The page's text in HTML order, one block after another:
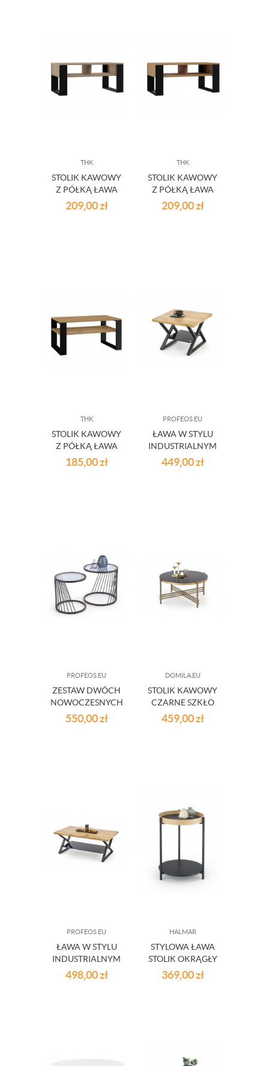
THK
STOLIK KAWOWY
Z PÓŁKĄ ŁAWA
MODERN DĄB
SONOMA/CZERŃ
209,00zł
THK
STOLIK KAWOWY
Z PÓŁKĄ ŁAWA
MODERN
209,00zł
THK
STOLIK KAWOWY
Z PÓŁKĄ ŁAWA
MODERN
185,00zł
PROFEOS.EU
ŁAWA W STYLU
INDUSTRIALNYM
SARA DĄB
NATURALNY
449,00zł
PROFEOS.EU
ZESTAW DWÓCH
NOWOCZESNYCH
STOLIKÓW
550,00zł
DOMILA.EU
STOLIK KAWOWY
CZARNE SZKŁO
STOLIK MODERN
GLAMOUR
459,00zł
PROFEOS.EU
ŁAWA W STYLU
INDUSTRIALNYM
SCALA DĄB
NATURALNY
498,00zł
HALMAR
STYLOWA ŁAWA
STOLIK OKRĄGŁY
ROLO
369,00zł